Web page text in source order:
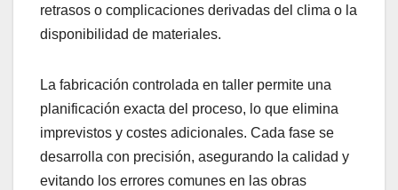
retrasos o complicaciones derivadas del clima o la
disponibilidad de materiales.
La fabricación controlada en taller permite una
planificación exacta del proceso, lo que elimina
imprevistos y costes adicionales. Cada fase se
desarrolla con precisión, asegurando la calidad y
evitando los errores comunes en las obras